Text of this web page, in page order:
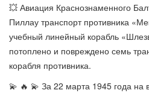
💥 Авиация Краснознаменного
Пиллау транспорт противника
учебный линейный корабль
потоплено и повреждено семь
корабля противника.
💫 🔥 💫 За 22 марта 1945 года на